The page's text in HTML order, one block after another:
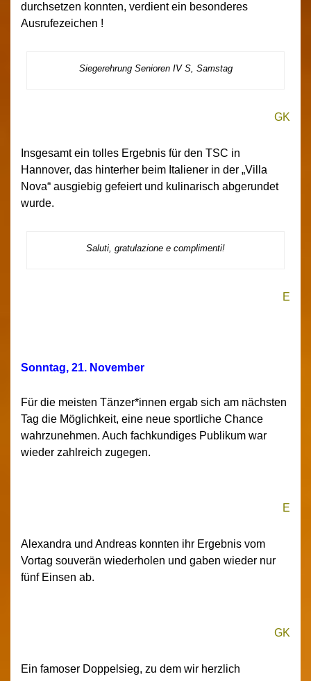
durchsetzen konnten, verdient ein besonderes
Ausrufezeichen !
Siegerehrung Senioren IV S, Samstag
GK
Insgesamt ein tolles Ergebnis für den TSC in
Hannover, das hinterher beim Italiener in der „Villa
Nova“ ausgiebig gefeiert und kulinarisch abgerundet
wurde.
Saluti, gratulazione e complimenti!
E
Sonntag, 21. November
Für die meisten Tänzer*innen ergab sich am nächsten
Tag die Möglichkeit, eine neue sportliche Chance
wahrzunehmen. Auch fachkundiges Publikum war
wieder zahlreich zugegen.
E
Alexandra und Andreas konnten ihr Ergebnis vom
Vortag souverän wiederholen und gaben wieder nur
fünf Einsen ab.
GK
Ein famoser Doppelsieg, zu dem wir herzlich